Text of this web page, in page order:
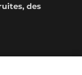
des